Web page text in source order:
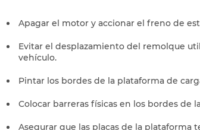
Apagar el motor y accionar el freno de
Evitar el desplazamiento del remolque
vehículo.
Pintar los bordes de la plataforma de
Colocar barreras físicas en los bordes de
Asegurar que las placas de la plataforma